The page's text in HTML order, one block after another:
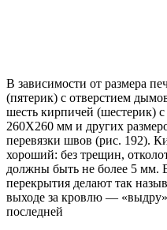
В зависимости от размера
(пятерик) с отверстием
шесть кирпичей (шестерик)
260X260 мм и других
перевязки швов (рис. 192).
хороший: без трещин,
должны быть не более 5 мм.
перекрытия делают так
выходе за кровлю —
последней